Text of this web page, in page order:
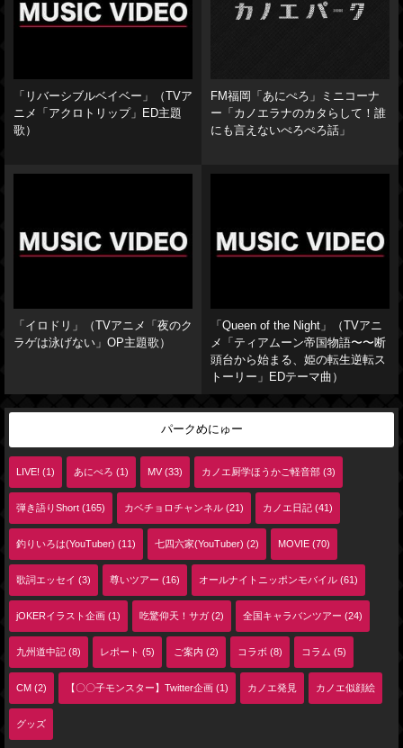
「リバーシブルベイベー」（TVア
ニメ「アクロトリップ」ED主題
歌）
FM福岡「あにぺろ」ミニコーナ
ー「カノエラナのカタらして！誰
にも言えないぺろぺろ話」
「イロドリ」（TVアニメ「夜のク
ラゲは泳げない」OP主題歌）
「Queen of the Night」（TVアニ
メ「ティアムーン帝国物語〜〜断
頭台から始まる、姫の転生逆転ス
トーリー」EDテーマ曲）
パークめにゅー
LIVE! (1) あにぺろ (1) MV (33) カノエ厨学ほうかご軽音部 (3)
弾き語りShort (165) カベチョロチャンネル (21) カノエ日記 (41)
釣りいろは(YouTuber) (11) 七四六家(YouTuber) (2) MOVIE (70)
歌詞エッセイ (3) 尊いツアー (16) オールナイトニッポンモバイル (61)
jOKERイラスト企画 (1) 吃驚仰天！サガ (2) 全国キャラバンツアー (24)
九州道中記 (8) レポート (5) ご案内 (2) コラボ (8) コラム (5)
CM (2) 【〇〇子モンスター】Twitter企画 (1) カノエ発見 カノエ似顔絵
グッズ